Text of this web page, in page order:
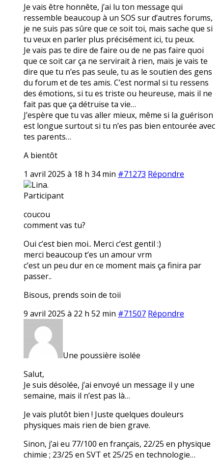
Je vais être honnête, j’ai lu ton message qui
ressemble beaucoup à un SOS sur d’autres forums,
je ne suis pas sûre que ce soit toi, mais sache que si
tu veux en parler plus précisément ici, tu peux.
Je vais pas te dire de faire ou de ne pas faire quoi
que ce soit car ça ne servirait à rien, mais je vais te
dire que tu n’es pas seule, tu as le soutien des gens
du forum et de tes amis. C’est normal si tu ressens
des émotions, si tu es triste ou heureuse, mais il ne
fait pas que ça détruise ta vie…
J’espère que tu vas aller mieux, même si la guérison
est longue surtout si tu n’es pas bien entourée avec
tes parents…
A bientôt
1 avril 2025 à 18 h 34 min #71273 Répondre
Lina.
Participant
coucou
comment vas tu?
Oui c’est bien moi.. Merci c’est gentil :)
merci beaucoup t’es un amour vrm
c’est un peu dur en ce moment mais ça finira par
passer..
Bisous, prends soin de toii
9 avril 2025 à 22 h 52 min #71507 Répondre
Une poussière isolée
Salut,
Je suis désolée, j’ai envoyé un message il y une
semaine, mais il n’est pas là…
Je vais plutôt bien ! Juste quelques douleurs
physiques mais rien de bien grave.
Sinon, j’ai eu 77/100 en français, 22/25 en physique
chimie ; 23/25 en SVT et 25/25 en technologie…